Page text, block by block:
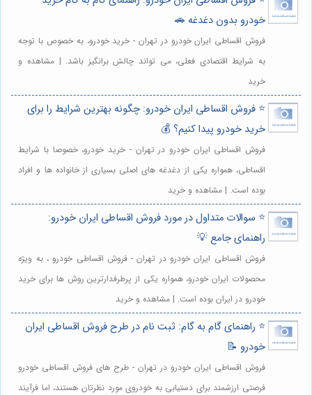
خودرو بدون دغدغه 🚗
فروش اقساطی ایران خودرو در تهران - خرید خودرو، به خصوص با توجه
به شرایط اقتصادی فعلی، می تواند چالش برانگیز باشد. | مشاهده و
خرید
⭐️ فروش اقساطی ایران خودرو: چگونه بهترین شرایط را برای
خرید خودرو پیدا کنیم؟ 💰
فروش اقساطی ایران خودرو در تهران - خرید خودرو، خصوصا با شرایط
اقساطی، همواره یکی از دغدغه های اصلی بسیاری از خانواده ها و افراد
بوده است. | مشاهده و خرید
⭐️ سوالات متداول در مورد فروش اقساطی ایران خودرو:
راهنمای جامع 💡
فروش اقساطی ایران خودرو در تهران - فروش اقساطی خودرو ، به ویژه
محصولات ایران خودرو، همواره یکی از پرطرفدارترین روش ها برای خرید
خودرو در ایران بوده است. | مشاهده و خرید
⭐️ راهنمای گام به گام: ثبت نام در طرح فروش اقساطی ایران
خودرو 📝
فروش اقساطی ایران خودرو در تهران - طرح های فروش اقساطی خودرو
فرصتی ارزشمند برای دستیابی به خودروی مورد نظرتان هستند، اما فرآیند